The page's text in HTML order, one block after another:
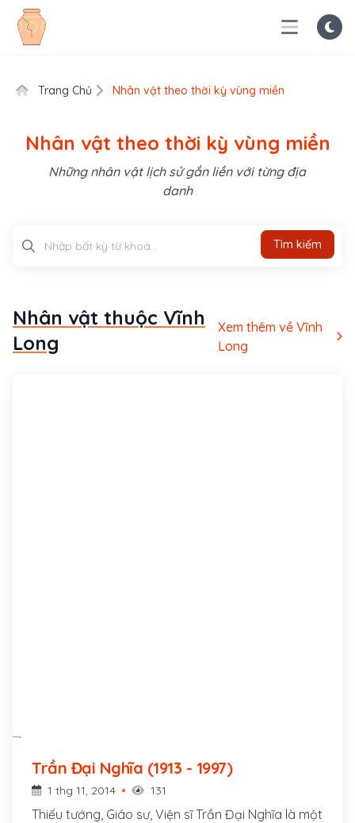
Trang Chủ Nhân vật theo thời kỳ vùng miền
Nhân vật theo thời kỳ vùng miền
Những nhân vật lịch sử gắn liền với từng địa
danh
Tìm kiếm
Nhân vật thuộc Vĩnh
Long
Xem thêm về Vĩnh
Long
Trần Đại Nghĩa (1913 - 1997)
1 thg 11, 2014 131
Thiếu tướng, Giáo sư, Viện sĩ Trần Đại Nghĩa là một